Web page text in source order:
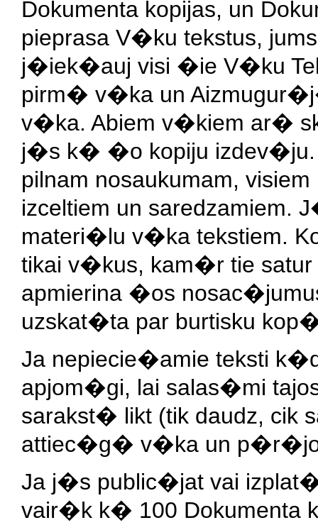
Dokumenta kopijas, un
pieprasa V�ku tekstus,
j�iek�auj visi �ie V�ku
pirm� v�ka un
v�ka. Abiem v�kiem ar�
j�s k� �o kopiju
pilnam nosaukumam,
izceltiem un saredzamiem.
materi�lu v�ka tekstiem.
tikai v�kus, kam�r tie satur
apmierina �os
uzskat�ta par burtisku
Ja nepiecie�amie teksti
apjom�gi, lai salas�mi
sarakst� likt (tik daudz,
attiec�g� v�ka un p�r�jo
Ja j�s public�jat vai
vair�k k� 100 Dokumenta